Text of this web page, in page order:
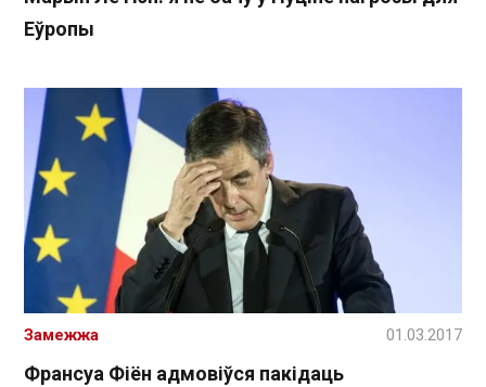
Еўропы
Франсуа Фіён адмовіўся пакідаць
Замежжа 01.03.2017